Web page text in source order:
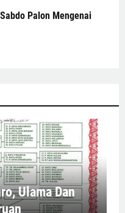
Palon Mengenai
Ulama Dan